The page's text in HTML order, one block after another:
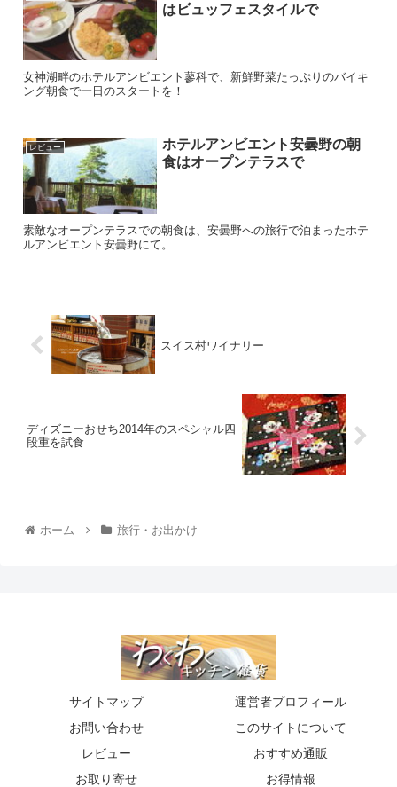
はビュッフェスタイルで
女神湖畔のホテルアンビエント蓼科で、新鮮野菜たっぷりのバイキ
ング朝食で一日のスタートを！
レビュー
ホテルアンビエント安曇野の朝
食はオープンテラスで
素敵なオープンテラスでの朝食は、安曇野への旅行で泊まったホテ
ルアンビエント安曇野にて。
スイス村ワイナリー
ディズニーおせち2014年のスペシャル四
段重を試食
ホーム 旅行・お出かけ
サイトマップ
運営者プロフィール
お問い合わせ
このサイトについて
レビュー
おすすめ通販
お取り寄せ
お得情報